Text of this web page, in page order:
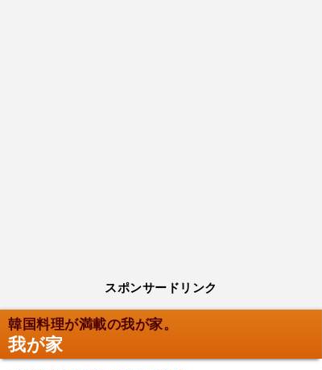
スポンサードリンク
韓国料理が満載の我が家。
我が家